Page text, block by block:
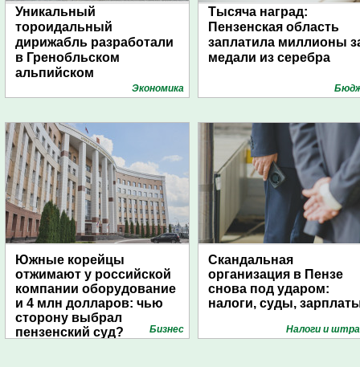
Уникальный
тороидальный
дирижабль разработали
в Гренобльском
альпийском
Экономика
Тысяча наград:
Пензенская область
заплатила миллионы
медали из серебра
Южные корейцы
отжимают у российской
компании оборудование
и 4 млн долларов: чью
сторону выбрал
пензенский суд?
Бизнес
Скандальная
организация в Пензе
снова под ударом:
налоги, суды,
Налоги и